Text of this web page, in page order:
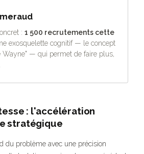
:1 500 recrutements cette
exosquelette cognitif — le concept
Wayne" — qui permet de faire plus,
: l'accélération
stratégique
du problème avec une précision